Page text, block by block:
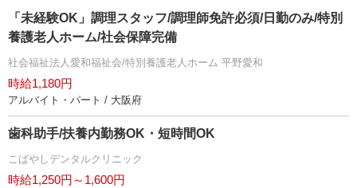
「未経験OK」調理スタッフ/調理師免許必須/日勤のみ/特別
養護老人ホーム/社会保障完備
社会福祉法人愛和福祉会/特別養護老人ホーム 平野愛和
時給1,180円
アルバイト・パート / 大阪府
歯科助手/扶養内勤務OK・短時間OK
こばやしデンタルクリニック
時給1,250円～1,600円